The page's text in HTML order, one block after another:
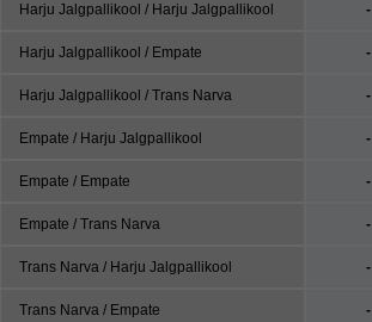
Harju Jalgpallikool / Harju Jalgpallikool
Harju Jalgpallikool / Empate
Harju Jalgpallikool / Trans Narva
Empate / Harju Jalgpallikool
Empate / Empate
Empate / Trans Narva
Trans Narva / Harju Jalgpallikool
Trans Narva / Empate
-
-
-
-
-
-
-
-
España
ACB
Europa
Euroliga
Eurocup
Tenis